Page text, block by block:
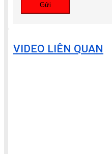
Gửi
VIDEO LIÊN QUAN